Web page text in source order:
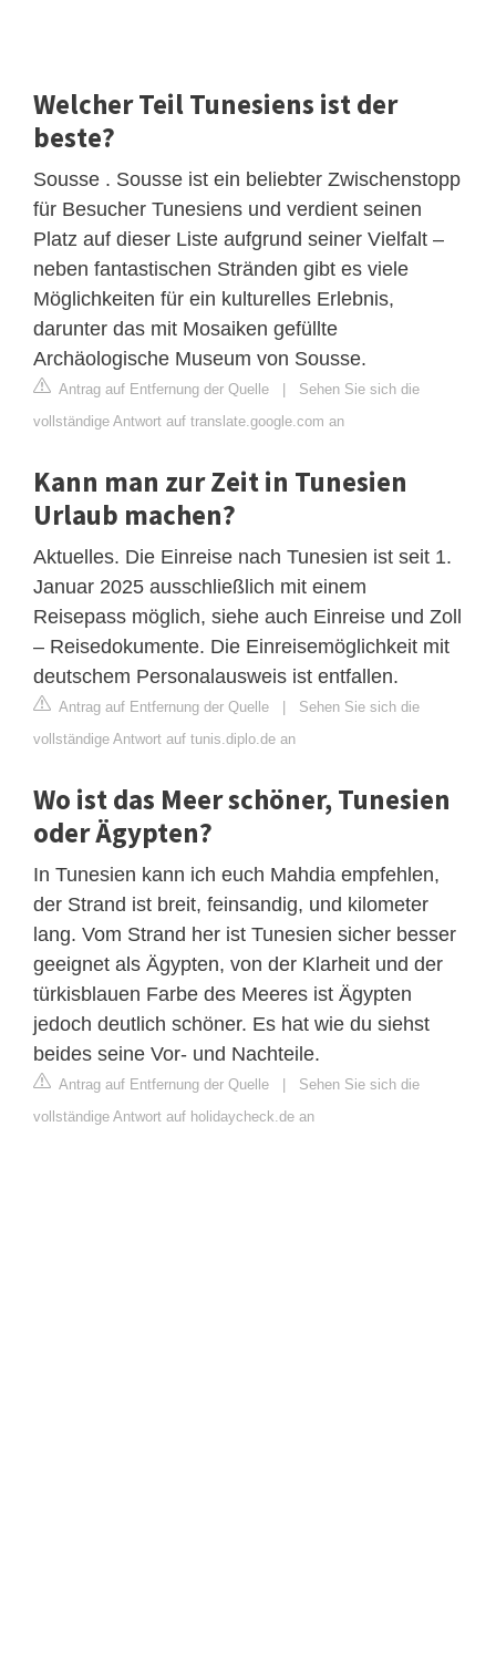
Welcher Teil Tunesiens ist der
beste?
Sousse . Sousse ist ein beliebter Zwischenstopp
für Besucher Tunesiens und verdient seinen
Platz auf dieser Liste aufgrund seiner Vielfalt –
neben fantastischen Stränden gibt es viele
Möglichkeiten für ein kulturelles Erlebnis,
darunter das mit Mosaiken gefüllte
Archäologische Museum von Sousse.
Antrag auf Entfernung der Quelle | Sehen Sie sich die
vollständige Antwort auf translate.google.com an
Kann man zur Zeit in Tunesien
Urlaub machen?
Aktuelles. Die Einreise nach Tunesien ist seit 1.
Januar 2025 ausschließlich mit einem
Reisepass möglich, siehe auch Einreise und Zoll
– Reisedokumente. Die Einreisemöglichkeit mit
deutschem Personalausweis ist entfallen.
Antrag auf Entfernung der Quelle | Sehen Sie sich die
vollständige Antwort auf tunis.diplo.de an
Wo ist das Meer schöner, Tunesien
oder Ägypten?
In Tunesien kann ich euch Mahdia empfehlen,
der Strand ist breit, feinsandig, und kilometer
lang. Vom Strand her ist Tunesien sicher besser
geeignet als Ägypten, von der Klarheit und der
türkisblauen Farbe des Meeres ist Ägypten
jedoch deutlich schöner. Es hat wie du siehst
beides seine Vor- und Nachteile.
Antrag auf Entfernung der Quelle | Sehen Sie sich die
vollständige Antwort auf holidaycheck.de an